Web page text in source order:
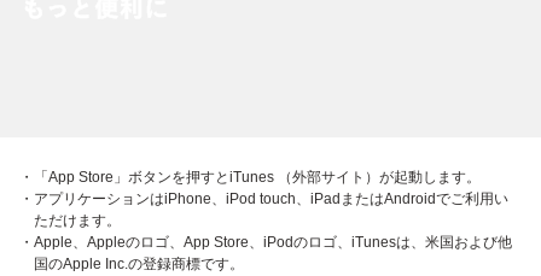
・「App Store」ボタンを押すとiTunes （外部サイト）が起動します。
・アプリケーションはiPhone、iPod touch、iPadまたはAndroidでご利用い
ただけます。
・Apple、Appleのロゴ、App Store、iPodのロゴ、iTunesは、米国および他
国のApple Inc.の登録商標です。